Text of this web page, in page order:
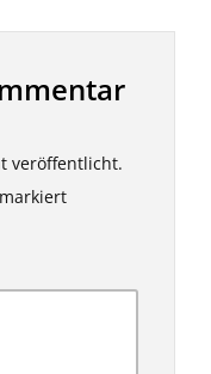
veröffentlicht.
markiert